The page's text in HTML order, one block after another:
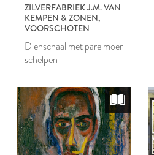
ZILVERFABRIEK J.M. VAN
KEMPEN & ZONEN,
VOORSCHOTEN
Dienschaal met parelmoer
schelpen